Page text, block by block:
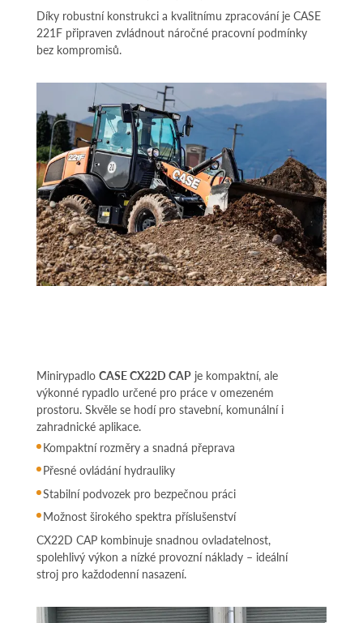
Díky robustní konstrukci a kvalitnímu zpracování je CASE
221F připraven zvládnout náročné pracovní podmínky
bez kompromisů.
Minirypadlo CASE CX22D CAP je kompaktní, ale
výkonné rypadlo určené pro práce v omezeném
prostoru. Skvěle se hodí pro stavební, komunální i
zahradnické aplikace.
Kompaktní rozměry a snadná přeprava
Přesné ovládání hydrauliky
Stabilní podvozek pro bezpečnou práci
Možnost širokého spektra příslušenství
CX22D CAP kombinuje snadnou ovladatelnost,
spolehlivý výkon a nízké provozní náklady – ideální
stroj pro každodenní nasazení.